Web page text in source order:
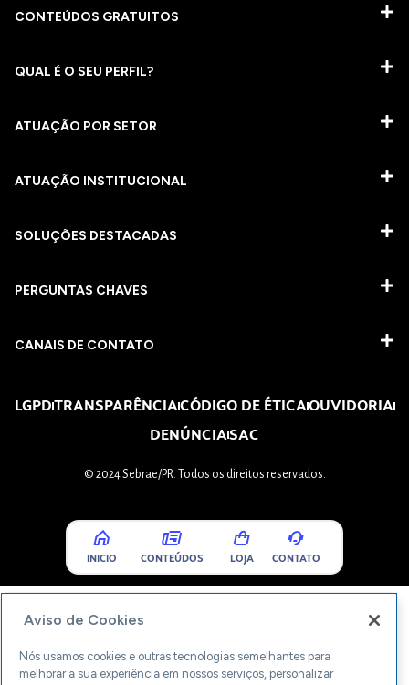
CONTEÚDOS GRATUITOS
QUAL É O SEU PERFIL?
ATUAÇÃO POR SETOR
ATUAÇÃO INSTITUCIONAL
SOLUÇÕES DESTACADAS
PERGUNTAS CHAVES​
CANAIS DE CONTATO
LGPDTRANSPARÊNCIACÓDIGO DE ÉTICAOUVIDORIA
DENÚNCIASAC
© 2024 Sebrae/PR. Todos os direitos reservados.
INICIO CONTEÚDOS LOJA CONTATO
Aviso de Cookies
Nós usamos cookies e outras tecnologias semelhantes para
melhorar a sua experiência em nossos serviços, personalizar